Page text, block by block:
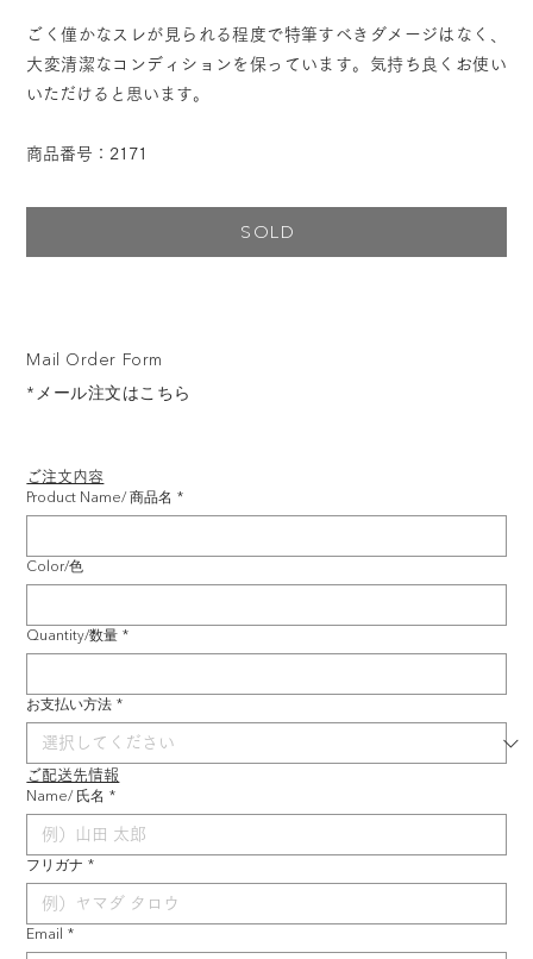
ご注文内容
Product Name/ 商品名 *
Color/色
Quantity/数量 *
お支払い方法 *
ご配送先情報
Name/ 氏名 *
フリガナ *
Email *
Mail Order Form
*メール注文はこちら
ごく僅かなスレが見られる程度で特筆すべきダメージはなく、
大変清潔なコンディションを保っています。気持ち良くお使い
いただけると思います。
商品番号：2171
SOLD